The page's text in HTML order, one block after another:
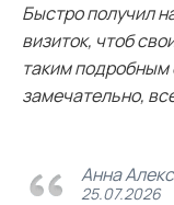
Быстро получил
визиток, чтоб
таким подробным
замечательно,
Анна
25.07.2026